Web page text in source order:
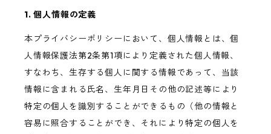
1. 個人情報の定義
本プライバシーポリシーにおいて、個人情報とは、個
人情報保護法第2条第1項により定義された個人情報、
すなわち、生存する個人に関する情報であって、当該
情報に含まれる氏名、生年月日その他の記述等により
特定の個人を識別することができるもの（他の情報と
容易に照合することができ、それにより特定の個人を